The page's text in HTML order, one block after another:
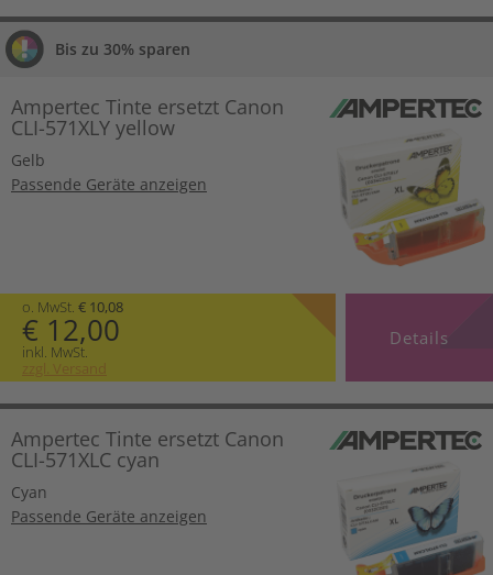
Bis zu 30% sparen
Ampertec Tinte ersetzt Canon
CLI-571XLY yellow
Gelb
Passende Geräte anzeigen
o. MwSt. € 10,08
€ 12,00
inkl. MwSt.
zzgl. Versand
Details
Ampertec Tinte ersetzt Canon
CLI-571XLC cyan
Cyan
Passende Geräte anzeigen